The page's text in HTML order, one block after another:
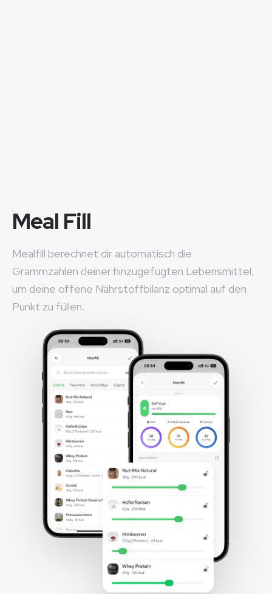
Meal Fill
Mealfill berechnet dir automatisch die
Grammzahlen deiner hinzugefügten Lebensmittel,
um deine offene Nährstoffbilanz optimal auf den
Punkt zu füllen.